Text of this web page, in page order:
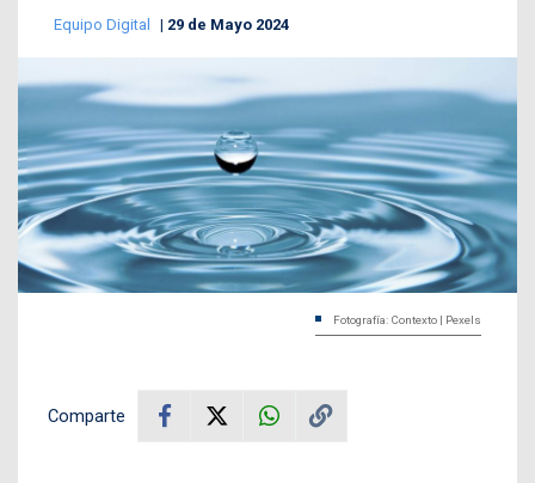
Equipo Digital 29 de Mayo 2024
Fotografía: Contexto | Pexels
Comparte